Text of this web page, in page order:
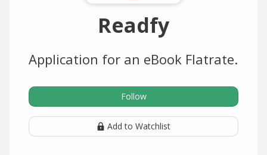
Readfy
Application for an eBook Flatrate.
Follow
Add to Watchlist